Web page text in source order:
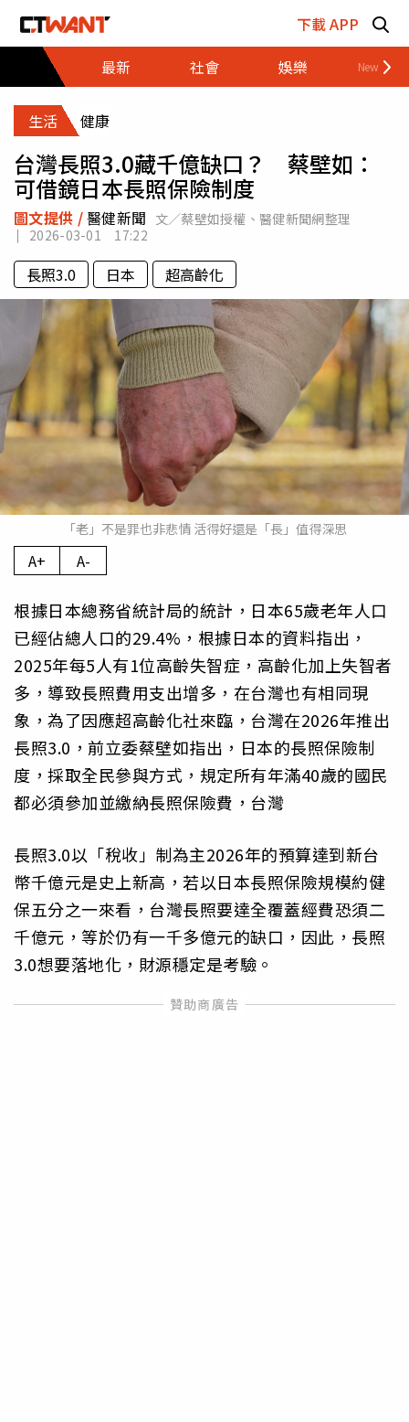
下載 APP
最新
社會 娛樂 財經
生活 健康
台灣長照3.0藏千億缺口？ 蔡壁如：
可借鏡日本長照保險制度
圖文提供 /醫健新聞 文／蔡壁如授權、醫健新聞網整理
2026-03-01 17:22
長照3.0 日本 超高齡化
「老」不是罪也非悲情 活得好還是「長」值得深思
A+ A-
根據日本總務省統計局的統計，日本65歲老年人口
已經佔總人口的29.4%，根據日本的資料指出，
2025年每5人有1位高齡失智症，高齡化加上失智者
多，導致長照費用支出增多，在台灣也有相同現
象，為了因應超高齡化社來臨，台灣在2026年推出
長照3.0，前立委蔡壁如指出，日本的長照保險制
度，採取全民參與方式，規定所有年滿40歲的國民
都必須參加並繳納長照保險費，台灣
長照3.0以「稅收」制為主2026年的預算達到新台
幣千億元是史上新高，若以日本長照保險規模約健
保五分之一來看，台灣長照要達全覆蓋經費恐須二
千億元，等於仍有一千多億元的缺口，因此，長照
3.0想要落地化，財源穩定是考驗。